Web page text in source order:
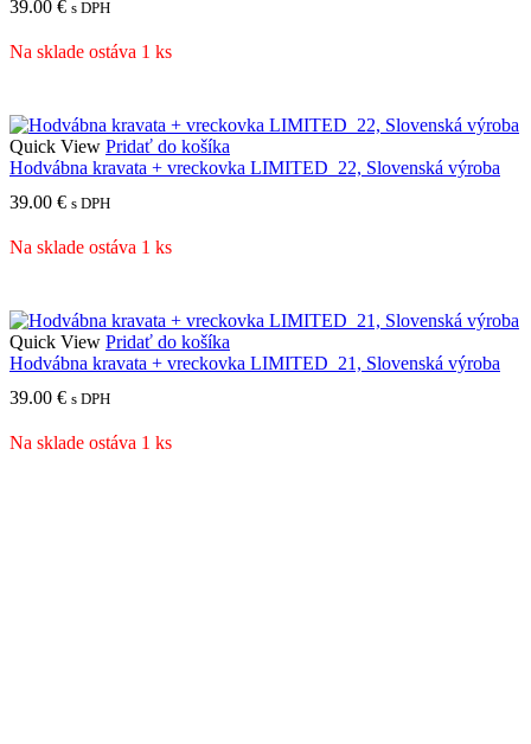
39.00 € s DPH
Na sklade ostáva 1 ks
Quick View Pridať do košíka
Hodvábna kravata + vreckovka LIMITED_22, Slovenská výroba
39.00 € s DPH
Na sklade ostáva 1 ks
Quick View Pridať do košíka
Hodvábna kravata + vreckovka LIMITED_21, Slovenská výroba
39.00 € s DPH
Na sklade ostáva 1 ks